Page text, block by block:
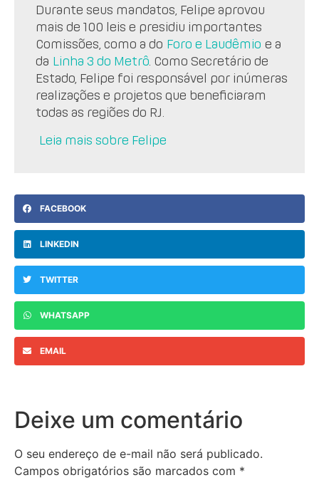
Durante seus mandatos, Felipe aprovou
mais de 100 leis e presidiu importantes
Comissões, como a do Foro e Laudêmio e a
da Linha 3 do Metrô . Como Secretário de
Estado, Felipe foi responsável por inúmeras
realizações e projetos que beneficiaram
todas as regiões do RJ.
Leia mais sobre Felipe
FACEBOOK
LINKEDIN
TWITTER
WHATSAPP
EMAIL
Deixe um comentário
O seu endereço de e-mail não será publicado.
Campos obrigatórios são marcados com *